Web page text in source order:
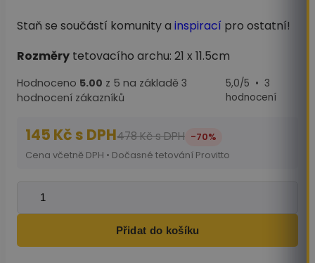
Staň se součástí komunity a inspirací pro ostatní!
Rozměry tetovacího archu: 21 x 11.5cm
Hodnoceno 5.00 z 5 na základě 3
hodnocení zákazníků
5,0/5 • 3
hodnocení
145 Kčs DPH478Kčs DPH -70%
Cena včetně DPH • Dočasné tetování Provitto
Geometric Wolf množství
Přidat do košíku